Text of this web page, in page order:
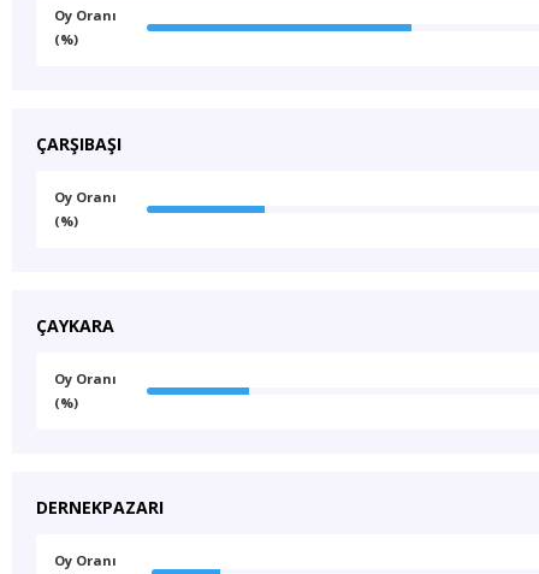
Oy Oranı
(%)
ÇARŞIBAŞI
Oy Oranı
(%)
ÇAYKARA
Oy Oranı
(%)
DERNEKPAZARI
Oy Oranı